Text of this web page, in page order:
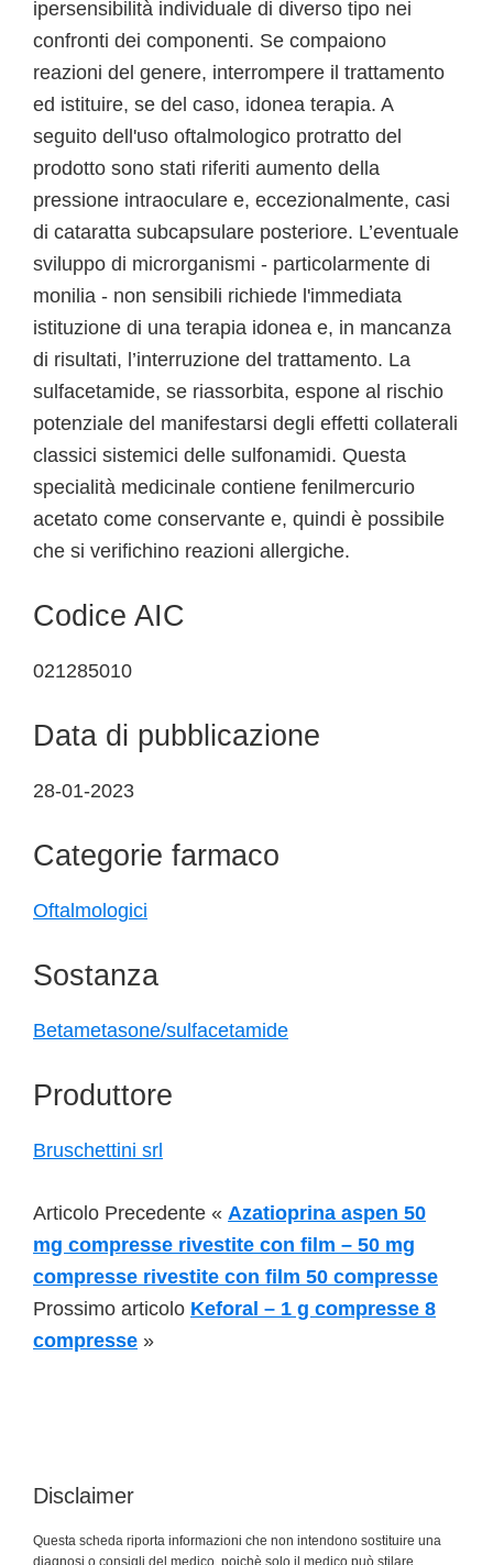
ipersensibilità individuale di diverso tipo nei
confronti dei componenti. Se compaiono
reazioni del genere, interrompere il trattamento
ed istituire, se del caso, idonea terapia. A
seguito dell'uso oftalmologico protratto del
prodotto sono stati riferiti aumento della
pressione intraoculare e, eccezionalmente, casi
di cataratta subcapsulare posteriore. L’eventuale
sviluppo di microrganismi - particolarmente di
monilia - non sensibili richiede l'immediata
istituzione di una terapia idonea e, in mancanza
di risultati, l’interruzione del trattamento. La
sulfacetamide, se riassorbita, espone al rischio
potenziale del manifestarsi degli effetti collaterali
classici sistemici delle sulfonamidi. Questa
specialità medicinale contiene fenilmercurio
acetato come conservante e, quindi è possibile
che si verifichino reazioni allergiche.
Codice AIC
021285010
Data di pubblicazione
28-01-2023
Categorie farmaco
Oftalmologici
Sostanza
Betametasone/sulfacetamide
Produttore
Bruschettini srl
Articolo Precedente « Azatioprina aspen 50
mg compresse rivestite con film – 50 mg
compresse rivestite con film 50 compresse
Prossimo articolo Keforal – 1 g compresse 8
compresse »
Disclaimer
Questa scheda riporta informazioni che non intendono sostituire una
diagnosi o consigli del medico, poichè solo il medico può stilare